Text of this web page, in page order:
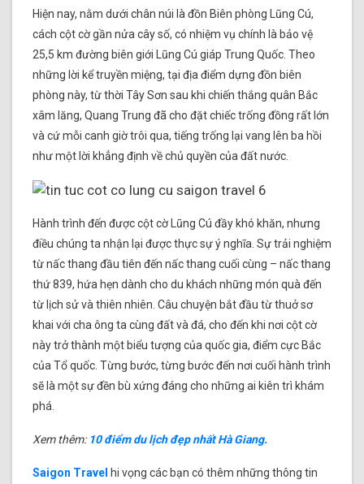
Hiện nay, nằm dưới chân núi là đồn Biên phòng Lũng Cú,
cách cột cờ gần nửa cây số, có nhiệm vụ chính là bảo vệ
25,5 km đường biên giới Lũng Cú giáp Trung Quốc. Theo
những lời kể truyền miệng, tại địa điểm dựng đồn biên
phòng này, từ thời Tây Sơn sau khi chiến thắng quân Bắc
xâm lăng, Quang Trung đã cho đặt chiếc trống đồng rất lớn
và cứ mỗi canh giờ trôi qua, tiếng trống lại vang lên ba hồi
như một lời khẳng định về chủ quyền của đất nước.
Hành trình đến được cột cờ Lũng Cú đầy khó khăn, nhưng
điều chúng ta nhận lại được thực sự ý nghĩa. Sự trải nghiệm
từ nấc thang đầu tiên đến nấc thang cuối cùng – nấc thang
thứ 839, hứa hẹn dành cho du khách những món quà đến
từ lịch sử và thiên nhiên. Câu chuyện bắt đầu từ thuở sơ
khai với cha ông ta cùng đất và đá, cho đến khi nơi cột cờ
này trở thành một biểu tượng của quốc gia, điểm cực Bắc
của Tổ quốc. Từng bước, từng bước đến nơi cuối hành trình
sẽ là một sự đền bù xứng đáng cho những ai kiên trì khám
phá.
Xem thêm:10 điểm du lịch đẹp nhất Hà Giang.
Saigon Travel hi vọng các bạn có thêm những thông tin